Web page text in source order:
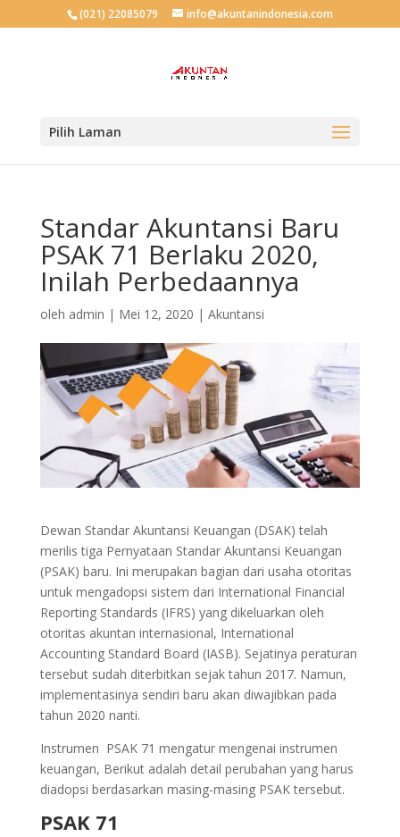
(021) 22085079 info@akuntanindonesia.com
Pilih Laman
Standar Akuntansi Baru
PSAK 71 Berlaku 2020,
Inilah Perbedaannya
oleh admin | Mei 12, 2020 | Akuntansi
Dewan Standar Akuntansi Keuangan (DSAK) telah
merilis tiga Pernyataan Standar Akuntansi Keuangan
(PSAK) baru. Ini merupakan bagian dari usaha otoritas
untuk mengadopsi sistem dari International Financial
Reporting Standards (IFRS) yang dikeluarkan oleh
otoritas akuntan internasional, International
Accounting Standard Board (IASB). Sejatinya peraturan
tersebut sudah diterbitkan sejak tahun 2017. Namun,
implementasinya sendiri baru akan diwajibkan pada
tahun 2020 nanti.
Instrumen PSAK 71 mengatur mengenai instrumen
keuangan, Berikut adalah detail perubahan yang harus
diadopsi berdasarkan masing-masing PSAK tersebut.
PSAK 71